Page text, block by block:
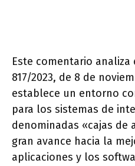
Este comentario analiza
817/2023, de 8 de
establece un entorno
para los sistemas de
denominadas «cajas de
gran avance hacia la
aplicaciones y los